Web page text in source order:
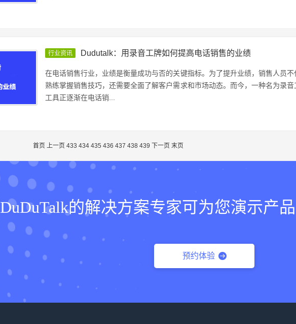
行业资讯 Dudutalk：用录音工牌如何提高电话销售的业绩
在电话销售行业，业绩是衡量成功与否的关键指标。为了提升业绩，销售人员不
熟练掌握销售技巧，还需要全面了解客户需求和市场动态。而今，一种名为录音
工具正逐渐在电话销...
首页 上一页 433 434 435 436 437 438 439 下一页 末页
DuDuTalk的解决方案专家可为您演示产
预约体验